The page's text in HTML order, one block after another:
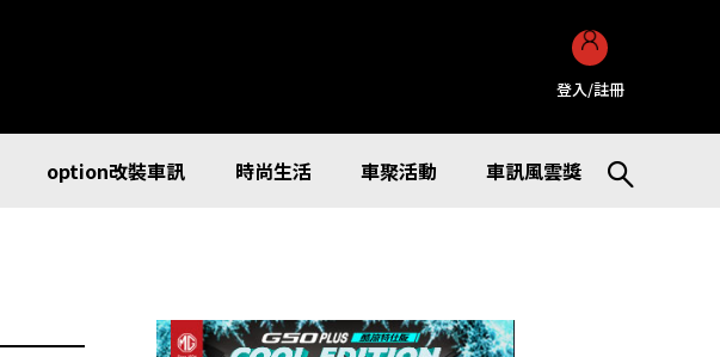
登入/註冊
option改裝車訊 時尚生活 車聚活動 車訊風雲獎